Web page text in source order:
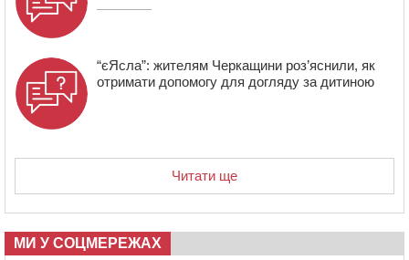
“єЯсла”: жителям Черкащини роз’яснили, як
отримати допомогу для догляду за дитиною
Читати ще
МИ У СОЦМЕРЕЖАХ